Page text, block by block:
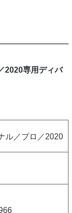
2020専用ディバ
ル／プロ／2020